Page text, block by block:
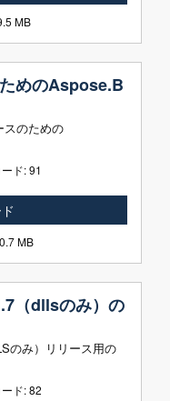
MB
めのAspose.B
スのための
ド:91
MB
（dllsのみ）の
のみ）リリース用の
ド:82